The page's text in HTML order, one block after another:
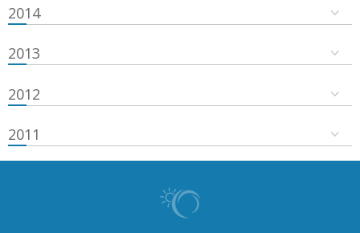
2014
2013
2012
2011